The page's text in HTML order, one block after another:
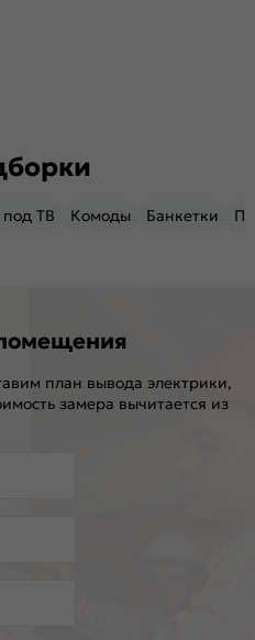
ТВ Комоды Банкетки
план вывода электрики,
замера вычитается из